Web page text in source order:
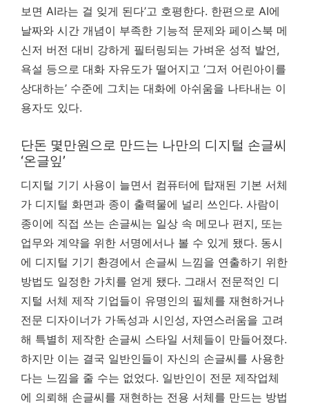
보면 AI라는 걸 잊게 된다’고 호평한다. 한편으로 AI에
날짜와 시간 개념이 부족한 기능적 문제와 페이스북 메
신저 버전 대비 강하게 필터링되는 가벼운 성적 발언,
욕설 등으로 대화 자유도가 떨어지고 ‘그저 어린아이를
상대하는’ 수준에 그치는 대화에 아쉬움을 나타내는 이
용자도 있다.
단돈 몇만원으로 만드는 나만의 디지털 손글씨
‘온글잎’
디지털 기기 사용이 늘면서 컴퓨터에 탑재된 기본 서체
가 디지털 화면과 종이 출력물에 널리 쓰인다. 사람이
종이에 직접 쓰는 손글씨는 일상 속 메모나 편지, 또는
업무와 계약을 위한 서명에서나 볼 수 있게 됐다. 동시
에 디지털 기기 환경에서 손글씨 느낌을 연출하기 위한
방법도 일정한 가치를 얻게 됐다. 그래서 전문적인 디
지털 서체 제작 기업들이 유명인의 필체를 재현하거나
전문 디자이너가 가독성과 시인성, 자연스러움을 고려
해 특별히 제작한 손글씨 스타일 서체들이 만들어졌다.
하지만 이는 결국 일반인들이 자신의 손글씨를 사용한
다는 느낌을 줄 수는 없었다. 일반인이 전문 제작업체
에 의뢰해 손글씨를 재현하는 전용 서체를 만드는 방법